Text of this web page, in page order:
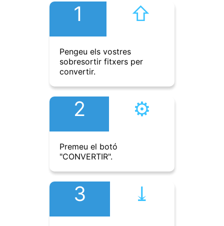
1 ⇧︎
Pengeu els vostres
sobresortir fitxers per
convertir.
2 ⚙︎
Premeu el botó
"CONVERTIR".
3 ⤓︎